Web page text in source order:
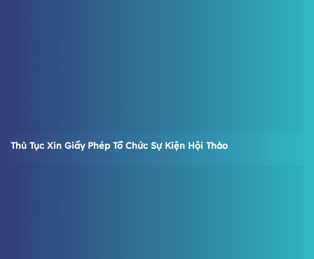
Thủ Tục Xin Giấy Phép Tổ Chức Sự Kiện Hội Thảo